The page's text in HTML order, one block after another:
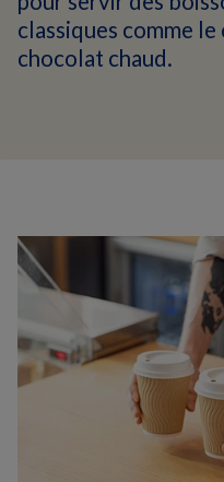
classiques comme
chocolat chaud.